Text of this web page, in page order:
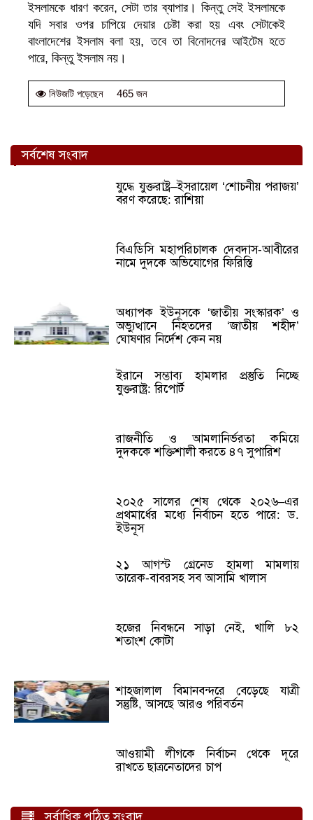
ইসলামকে ধারণ করেন, সেটা তার ব্যাপার। কিন্তু সেই ইসলামকে
যদি সবার ওপর চাপিয়ে দেয়ার চেষ্টা করা হয় এবং সেটাকেই
বাংলাদেশের ইসলাম বলা হয়, তবে তা বিনোদনের আইটেম হতে
পারে, কিন্তু ইসলাম নয়।
নিউজটি পড়েছেন 465 জন
সর্বশেষ সংবাদ
যুদ্ধে যুক্তরাষ্ট্র–ইসরায়েল ‘শোচনীয় পরাজয়’
বরণ করেছে: রাশিয়া
বিএডিসি মহাপরিচালক দেবদাস-আবীরের
নামে দুদকে অভিযোগের ফিরিস্তি
অধ্যাপক ইউনূসকে ‘জাতীয় সংস্কারক’ ও
অভ্যুত্থানে নিহতদের ‘জাতীয় শহীদ’
ঘোষণার নির্দেশ কেন নয়
ইরানে সম্ভাব্য হামলার প্রস্তুতি নিচ্ছে
যুক্তরাষ্ট্র: রিপোর্ট
রাজনীতি ও আমলানির্ভরতা কমিয়ে
দুদককে শক্তিশালী করতে ৪৭ সুপারিশ
২০২৫ সালের শেষ থেকে ২০২৬–এর
প্রথমার্ধের মধ্যে নির্বাচন হতে পারে: ড.
ইউনূস
২১ আগস্ট গ্রেনেড হামলা মামলায়
তারেক-বাবরসহ সব আসামি খালাস
হজের নিবন্ধনে সাড়া নেই, খালি ৮২
শতাংশ কোটা
শাহজালাল বিমানবন্দরে বেড়েছে যাত্রী
সন্তুষ্টি, আসছে আরও পরিবর্তন
আওয়ামী লীগকে নির্বাচন থেকে দূরে
রাখতে ছাত্রনেতাদের চাপ